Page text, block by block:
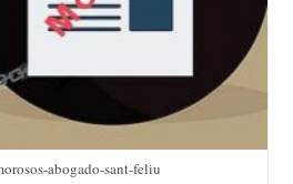
abogado-sant-feliu